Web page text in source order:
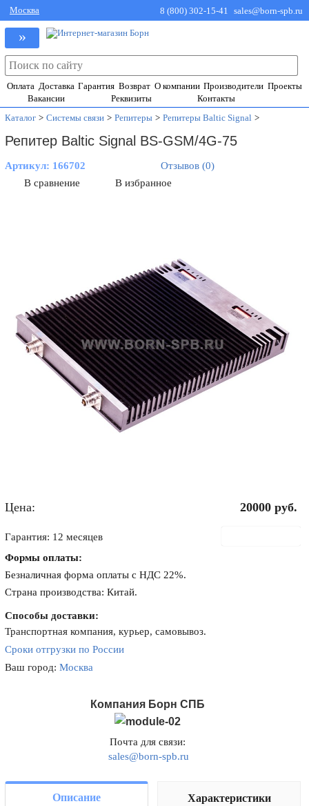
Москва 8 (800) 302-15-41 sales@born-spb.ru
»
Оплата Доставка Гарантия Возврат О компании Производители Проекты
Вакансии
Реквизиты
Контакты
Каталог > Системы связи > Репитеры > Репитеры Baltic Signal >
Репитер Baltic Signal BS-GSM/4G-75
Артикул: 166702
Отзывов (0)
В сравнение
В избранное
Цена: 20000 руб.
Гарантия: 12 месяцев
Формы оплаты:
Безналичная форма оплаты с НДС 22%.
Страна производства: Китай.
Способы доставки:
Транспортная компания, курьер, самовывоз.
Сроки отгрузки по России
Ваш город:Москва
Компания Борн СПБ
Почта для связи:
sales@born-spb.ru
Описание Характеристики